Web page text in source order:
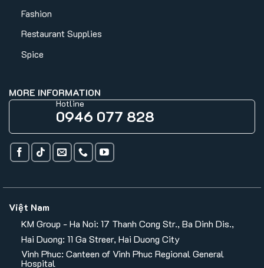
Fashion
Restaurant Supplies
Spice
MORE INFORMATION
Hotline
0946 077 828
Việt Nam
KM Group - Ha Noi: 17 Thanh Cong Str., Ba Dinh Dis.,
Hai Duong: 11 Ga Streer, Hai Duong City
Vinh Phuc: Canteen of Vinh Phuc Regional General
Hospital